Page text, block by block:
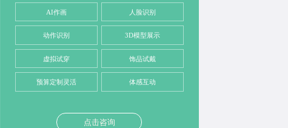
AI作画 人脸识别
动作识别 3D模型展示
虚拟试穿 饰品试戴
预算定制灵活 体感互动
点击咨询